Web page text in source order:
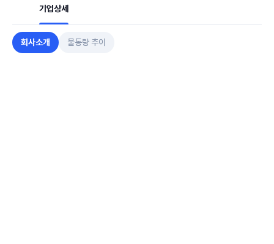
기업상세
회사소개 물동량 추이